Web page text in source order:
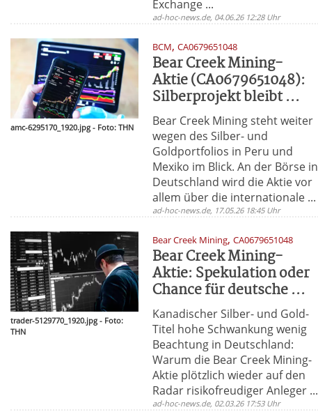
Exchange ...
ad-hoc-news.de, 04.06.26 12:28 Uhr
amc-6295170_1920.jpg - Foto: THN
BCM,CA0679651048
Bear Creek Mining-
Aktie (CA0679651048):
Silberprojekt bleibt ...
Bear Creek Mining steht weiter
wegen des Silber- und
Goldportfolios in Peru und
Mexiko im Blick. An der Börse in
Deutschland wird die Aktie vor
allem über die internationale ...
ad-hoc-news.de, 17.05.26 18:45 Uhr
trader-5129770_1920.jpg - Foto:
THN
Bear Creek Mining,CA0679651048
Bear Creek Mining-
Aktie: Spekulation oder
Chance für deutsche ...
Kanadischer Silber- und Gold-
Titel hohe Schwankung wenig
Beachtung in Deutschland:
Warum die Bear Creek Mining-
Aktie plötzlich wieder auf den
Radar risikofreudiger Anleger ...
ad-hoc-news.de, 02.03.26 17:53 Uhr